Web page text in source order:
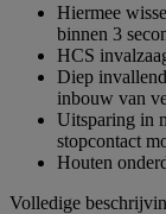
Hiermee
binnen 3
HCS
Diep
inbouw van
Uitsparing in
stopcontact
Houten
Volledige